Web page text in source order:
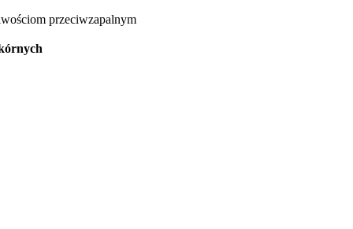
przeciwzapalnym